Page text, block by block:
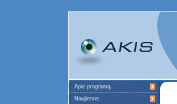
Apie programą
Naujienos